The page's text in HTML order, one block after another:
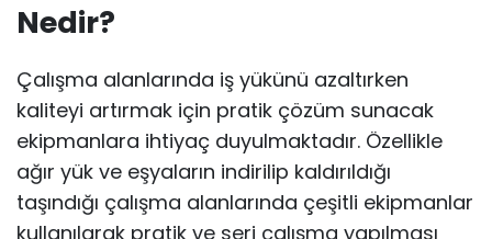
Nedir?
Çalışma alanlarında iş yükünü azaltırken
kaliteyi artırmak için pratik çözüm sunacak
ekipmanlara ihtiyaç duyulmaktadır. Özellikle
ağır yük ve eşyaların indirilip kaldırıldığı
taşındığı çalışma alanlarında çeşitli ekipmanlar
kullanılarak pratik ve seri çalışma yapılması